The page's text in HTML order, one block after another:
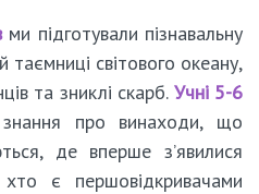
ми підготували пізнавальну
світового океану,
та зниклі скарб. Учні 5-6
про винаходи, що
де вперше з’явилися
є першовідкривачами